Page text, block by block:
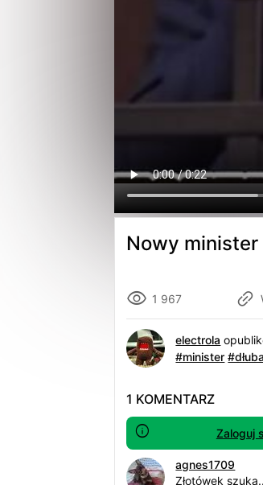
Nowy minister
1 967
electrola
#minister
1 KOMENTARZ
Zaloguj
agnes1709
Złotówek